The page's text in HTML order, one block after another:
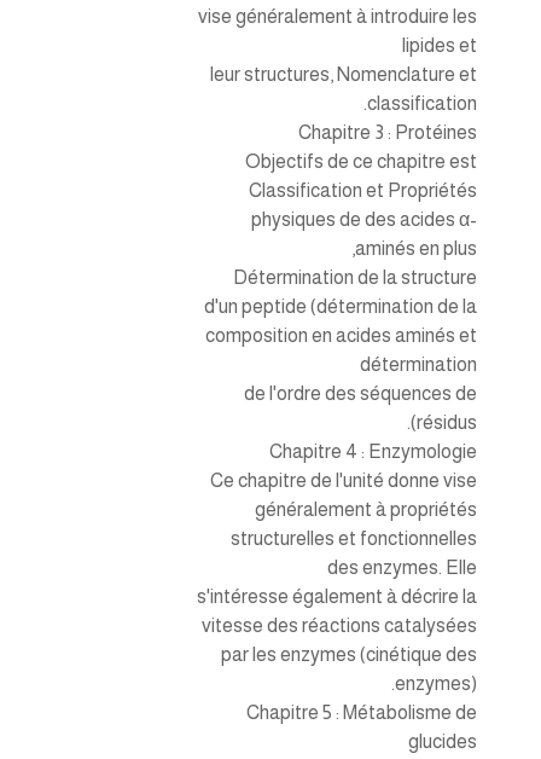
vise généralement à introduire les
lipides et
leur structures, Nomenclature et
classification.
Chapitre 3 : Protéines
Objectifs de ce chapitre est
Classification et Propriétés
physiques de des acides α-
aminés en plus,
Détermination de la structure
d'un peptide (détermination de la
composition en acides aminés et
détermination
de l'ordre des séquences de
résidus).
Chapitre 4 : Enzymologie
Ce chapitre de l'unité donne vise
généralement à propriétés
structurelles et fonctionnelles
des enzymes. Elle
s'intéresse également à décrire la
vitesse des réactions catalysées
par les enzymes (cinétique des
enzymes).
Chapitre 5 : Métabolisme de
glucides